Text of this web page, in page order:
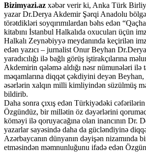
Bizimyazi.az xəbər verir ki, Anka Türk
yazar Dr.Derya Akdemir Şərqi Anadolu
törətdikləri soyqırımılardan bəhs edən
kitabını İstanbul Halkalıda oxucuları üçün
Halkalı Zeynəbiyyə meydanında keçirilən
edən yazıcı – jurnalist Onur Beyhan
yaradıcılığı ilə bağlı görüş iştirakçılarına
Akdemirin qələmə aldığı nəsr nümunələri ilə
məqamlarına diqqət çəkdiyini deyən Beyhan,
əsərlərin xalqın milli kimliyindən süzülmüş
bildirib.
Daha sonra çıxış edən Türkiyədəki
Özgündüz, bir millətin öz dəyərlərini
köməyi ilə qoruyacağına olan inancının Dr.
yazarlar sayəsində daha da gücləndiyinə
Azərbaycanın dünyanın dəyişən nizamında
etməsindən məmnunluğunu ifadə edən